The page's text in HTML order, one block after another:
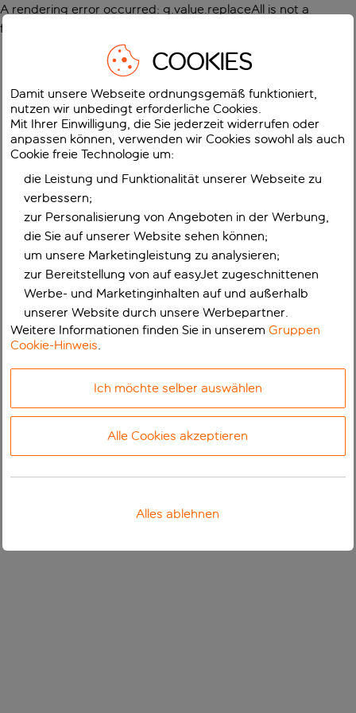
A rendering error occurred: g.value.replaceAll is not a
function
COOKIES
Damit unsere Webseite ordnungsgemäß funktioniert,
nutzen wir unbedingt erforderliche Cookies.
Mit Ihrer Einwilligung, die Sie jederzeit widerrufen oder
anpassen können, verwenden wir Cookies sowohl als auch
Cookie freie Technologie um:
die Leistung und Funktionalität unserer Webseite zu
verbessern;
zur Personalisierung von Angeboten in der Werbung,
die Sie auf unserer Website sehen können;
um unsere Marketingleistung zu analysieren;
zur Bereitstellung von auf easyJet zugeschnittenen
Werbe- und Marketinginhalten auf und außerhalb
unserer Website durch unsere Werbepartner.
Weitere Informationen finden Sie in unseremGruppen
Cookie-Hinweis.
Ich möchte selber auswählen
Alle Cookies akzeptieren
Alles ablehnen